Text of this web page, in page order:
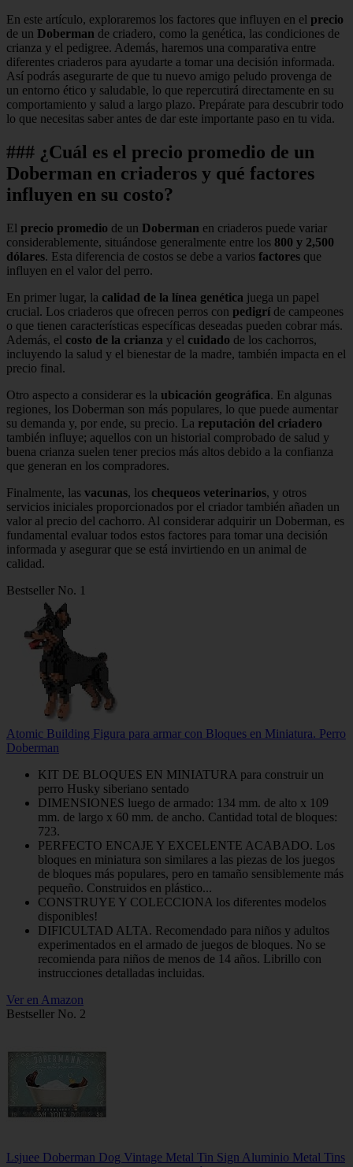
En este artículo, exploraremos los factores que influyen en el precio
de un Doberman de criadero, como la genética, las condiciones de
crianza y el pedigree. Además, haremos una comparativa entre
diferentes criaderos para ayudarte a tomar una decisión informada.
Así podrás asegurarte de que tu nuevo amigo peludo provenga de
un entorno ético y saludable, lo que repercutirá directamente en su
comportamiento y salud a largo plazo. Prepárate para descubrir todo
lo que necesitas saber antes de dar este importante paso en tu vida.
### ¿Cuál es el precio promedio de un
Doberman en criaderos y qué factores
influyen en su costo?
El precio promedio de un Doberman en criaderos puede variar
considerablemente, situándose generalmente entre los 800 y 2,500
dólares. Esta diferencia de costos se debe a varios factores que
influyen en el valor del perro.
En primer lugar, la calidad de la línea genética juega un papel
crucial. Los criaderos que ofrecen perros con pedigrí de campeones
o que tienen características específicas deseadas pueden cobrar más.
Además, el costo de la crianza y el cuidado de los cachorros,
incluyendo la salud y el bienestar de la madre, también impacta en el
precio final.
Otro aspecto a considerar es la ubicación geográfica. En algunas
regiones, los Doberman son más populares, lo que puede aumentar
su demanda y, por ende, su precio. La reputación del criadero
también influye; aquellos con un historial comprobado de salud y
buena crianza suelen tener precios más altos debido a la confianza
que generan en los compradores.
Finalmente, las vacunas, los chequeos veterinarios, y otros
servicios iniciales proporcionados por el criador también añaden un
valor al precio del cachorro. Al considerar adquirir un Doberman, es
fundamental evaluar todos estos factores para tomar una decisión
informada y asegurar que se está invirtiendo en un animal de
calidad.
Bestseller No. 1
Atomic Building Figura para armar con Bloques en Miniatura. Perro
Doberman
KIT DE BLOQUES EN MINIATURA para construir un
perro Husky siberiano sentado
DIMENSIONES luego de armado: 134 mm. de alto x 109
mm. de largo x 60 mm. de ancho. Cantidad total de bloques:
723.
PERFECTO ENCAJE Y EXCELENTE ACABADO. Los
bloques en miniatura son similares a las piezas de los juegos
de bloques más populares, pero en tamaño sensiblemente más
pequeño. Construidos en plástico...
CONSTRUYE Y COLECCIONA los diferentes modelos
disponibles!
DIFICULTAD ALTA. Recomendado para niños y adultos
experimentados en el armado de juegos de bloques. No se
recomienda para niños de menos de 14 años. Librillo con
instrucciones detalladas incluidas.
Ver en Amazon
Bestseller No. 2
Lsjuee Doberman Dog Vintage Metal Tin Sign Aluminio Metal Tins